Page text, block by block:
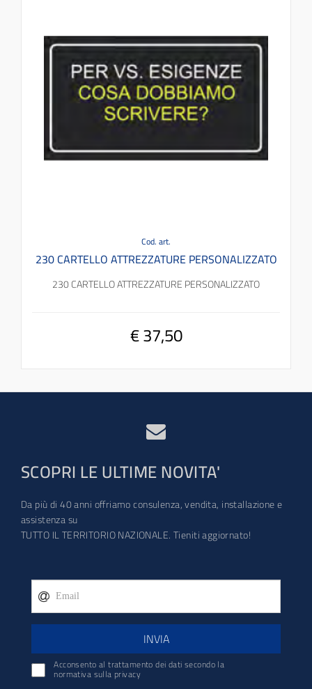
Cod. art.
230 CARTELLO ATTREZZATURE PERSONALIZZATO
230 CARTELLO ATTREZZATURE PERSONALIZZATO
€ 37,50
SCOPRI LE ULTIME NOVITA'
Da più di 40 anni offriamo consulenza, vendita, installazione e
assistenza su
TUTTO IL TERRITORIO NAZIONALE. Tieniti aggiornato!
INVIA
Acconsento al trattamento dei dati secondo la
normativa sulla privacy